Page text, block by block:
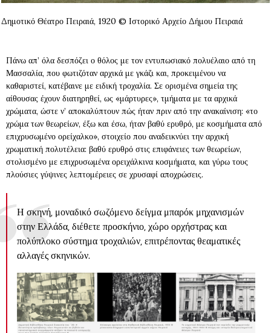
Δημοτικό Θέατρο Πειραιά, 1920 © Ιστορικό Αρχείο Δήμου Πειραιά
Πάνω απ’ όλα δεσπόζει ο θόλος με τον εντυπωσιακό πολυέλαιο από τη
Μασσαλία, που φωτιζόταν αρχικά με γκάζι και, προκειμένου να
καθαριστεί, κατέβαινε με ειδική τροχαλία. Σε ορισμένα σημεία της
αίθουσας έχουν διατηρηθεί, ως «μάρτυρες», τμήματα με τα αρχικά
χρώματα, ώστε ν’ αποκαλύπτουν πώς ήταν πριν από την ανακαίνιση: «το
χρώμα των θεωρείων, έξω και έσω, ήταν βαθύ ερυθρό, με κοσμήματα από
επιχρυσωμένο ορείχαλκο», στοιχείο που αναδεικνύει την αρχική
χρωματική πολυτέλεια: βαθύ ερυθρό στις επιφάνειες των θεωρείων,
στολισμένο με επιχρυσωμένα ορειχάλκινα κοσμήματα, και γύρω τους
πλούσιες γύψινες λεπτομέρειες σε χρυσαφί αποχρώσεις.
Η σκηνή, μοναδικό σωζόμενο δείγμα μπαρόκ μηχανισμών
στην Ελλάδα, διέθετε προσκήνιο, χώρο ορχήστρας και
πολύπλοκο σύστημα τροχαλιών, επιτρέποντας θεαματικές
αλλαγές σκηνικών.